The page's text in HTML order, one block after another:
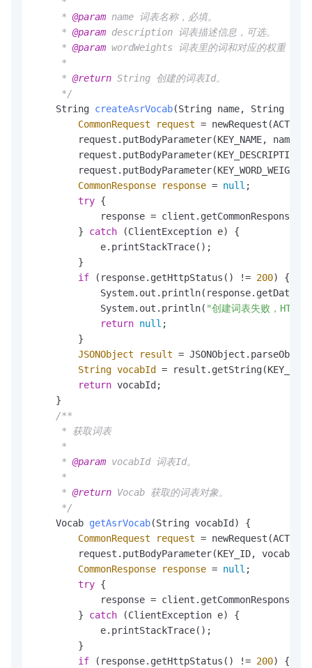
     *
@param name 词表名称，必填。
     *
@param description 词表描述信息，可选。
     *
@param wordWeights 词表里的词和对应的权重，
     *
     *
@return String 创建的词表Id。
     */
    String
createAsrVocab(String name, String
CommonRequest
request =
        request.putBodyParameter(KEY_NAME, name);
request.putBodyParameter(KEY_DESCRIPTION,
CommonResponse
response = null ;
try {
response =
        }
catch (ClientException e) {
            e.printStackTrace();
        }
if (response.getHttpStatus() != 200) {
            System.out.println(
"创建词表失败，HTTP
return null ;
        }
JSONObject
result =
String vocabId =
return vocabId;
    }
/**
     * 获取词表
     *
     *
@param vocabId 词表Id。
     *
     *
@return Vocab 获取的词表对象。
     */
    Vocab
getAsrVocab(String vocabId)
{
CommonRequest
request =
        request.putBodyParameter(KEY_ID, vocabId);
CommonResponse
response = null ;
try {
response =
        }
catch (ClientException e) {
            e.printStackTrace();
        }
if (response.getHttpStatus() != 200) {